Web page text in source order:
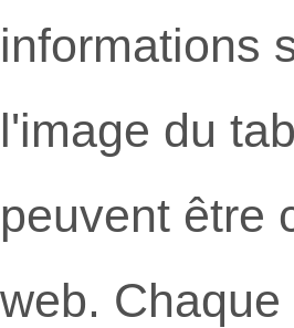
informations
l'image du
peuvent être
web.